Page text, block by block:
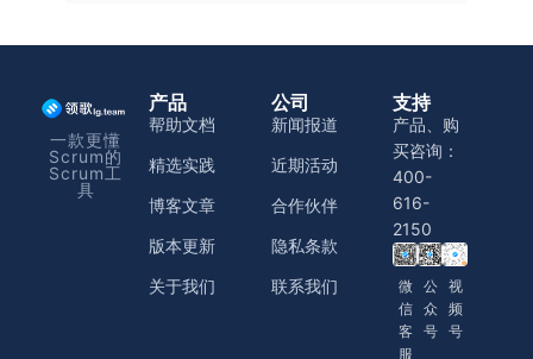
一款更懂
Scrum的
Scrum工
具
产品
帮助文档
精选实践
博客文章
版本更新
关于我们
公司
新闻报道
近期活动
合作伙伴
隐私条款
联系我们
支持
产品、购
买咨询：
400-
616-
2150
微
信
客
服
公
众
号
视
频
号